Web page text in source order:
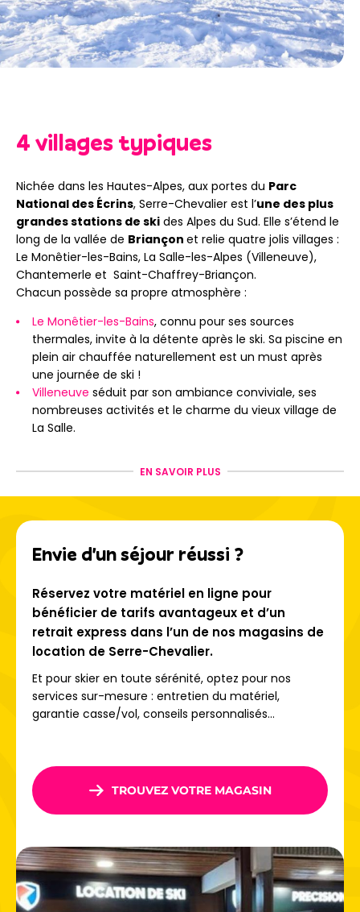
4 villages typiques
Nichée dans les Hautes-Alpes, aux portes du Parc
National des Écrins, Serre-Chevalier est l’une des plus
grandes stations de ski des Alpes du Sud. Elle s’étend le
long de la vallée de Briançon et relie quatre jolis villages :
Le Monêtier-les-Bains, La Salle-les-Alpes (Villeneuve),
Chantemerle et Saint-Chaffrey-Briançon.
Chacun possède sa propre atmosphère :
Le Monêtier-les-Bains, connu pour ses sources
thermales, invite à la détente après le ski. Sa piscine en
plein air chauffée naturellement est un must après
une journée de ski !
Villeneuve séduit par son ambiance conviviale, ses
nombreuses activités et le charme du vieux village de
La Salle.
prodige du village, est superbe.
Briançon, ville d’art et d’histoire, offre un panorama
Entre authenticité, sport et nature, Serre-Chevalier offre
paysages préservés et un accueil chaleureux pour des
vacances 100 % montagne. Engagée dans le
développement durable, la station investit dans les
énergies renouvelables (panneaux solaires, éoliennes) et
tourisme plus responsable
toutes les envies
Avec plus de250 km de pisteset 410 hectares de terrain
plus vastes d’Europe. Entouré de forêts de mélèzes et
baigné de soleil, il séduit autant les skieurs débutants
que les freeriders aguerris.
Les amateurs de sensations fortes s’éclateront sur le
EN SAVOIR PLUS
Envie d'un séjour réussi ?
Réservez votre matériel en ligne pour
bénéficier de tarifs avantageux et d’un
retrait express dans l’un de nos magasins de
location de Serre-Chevalier.
Et pour skier en toute sérénité, optez pour nos
services sur-mesure : entretien du matériel,
garantie casse/vol, conseils personnalisés...
TROUVEZ VOTRE MAGASIN